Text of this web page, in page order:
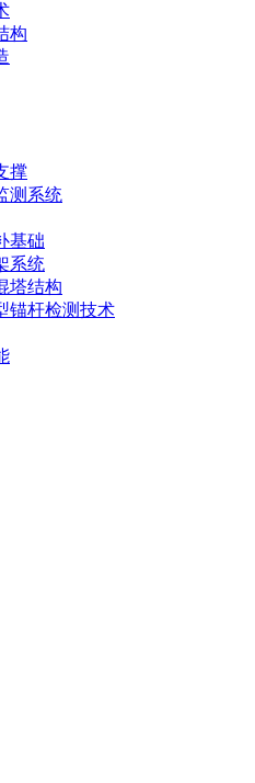
构
撑
测系统
基础
系统
塔结构
锚杆检测技术